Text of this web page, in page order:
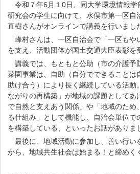
令和７年6月１0日、同大学環境情報学
研究会の学生に向けて、水俣市第一区自
直樹さんがオンラインで講義を行いまし
峰村さんは、一区自治会で「一区もや
を支え、活動団体が国土交通大臣表彰を
講義では、もともと公助（市の介護予
菜園事業は、自助（自分でできることは
助け合う）により長く継続している活動
ながりの再構築」が地域の課題としてあ
で自然と支えあう関係」や「地域のため
る仕組み」として機能し、自治会単位で
を構築している、といったお話がありま
最後に、地域活動に参加し、善い行い
から、地域共生社会は始まる！と締めく